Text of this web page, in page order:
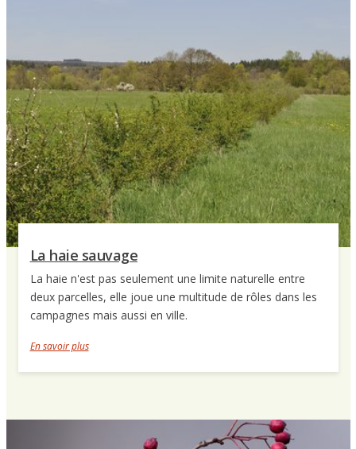
La haie sauvage
La haie n'est pas seulement une limite naturelle entre
deux parcelles, elle joue une multitude de rôles dans les
campagnes mais aussi en ville.
En savoir plus